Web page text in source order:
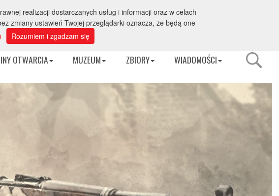
Sprzedaż internetowa Rezerwacja grup tel. 94 352 12 88
OTWARCIA MUZEUM ZBIORY WIADOMOŚCI
realizacji dostarczanych usług i informacji oraz w celach
zmiany ustawień Twojej przeglądarki oznacza, że będą one
Rozumiem i zgadzam się